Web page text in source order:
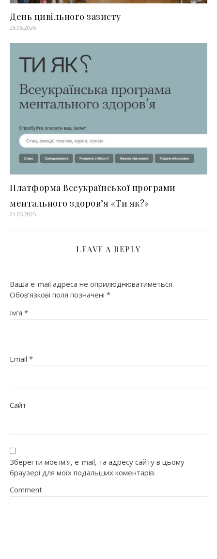
День цивільного зазисту
25.05.2026
Платформа Всеукраїнської програми
ментального здоров’я «Ти як?»
21.05.2025
LEAVE A REPLY
Ваша e-mail адреса не оприлюднюватиметься.
Обов’язкові поля позначені *
Ім'я *
Email *
Сайт
Зберегти моє ім'я, e-mail, та адресу сайту в цьому
браузері для моїх подальших коментарів.
Comment